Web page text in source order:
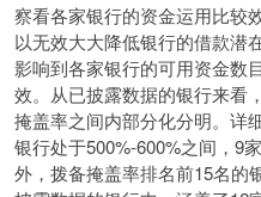
察看各家银行的资金运用比较
以无效大大降低银行的借款潜
影响到各家银行的可用资金数
效。从已披露数据的银行来看
掩盖率之间内部分化分明。详
银行处于500%-600%之间，9
外，拨备掩盖率排名前15名的